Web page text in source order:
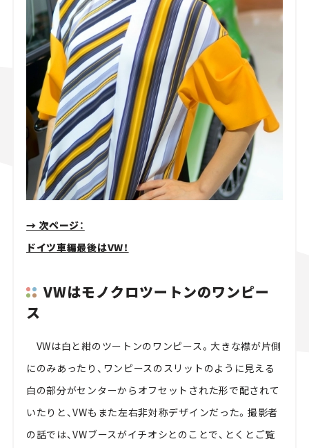
→ 次ページ：
ドイツ車編最後はVW！
VWはモノクロツートンのワンピー
ス
VWは白と紺のツートンのワンピース。大きな襟が片側
にのみあったり、ワンピースのスリットのように見える
白の部分がセンターからオフセットされた形で配されて
いたりと、VWもまた左右非対称デザインだった。撮影者
の話では、VWブースがイチオシとのことで、とくとご覧